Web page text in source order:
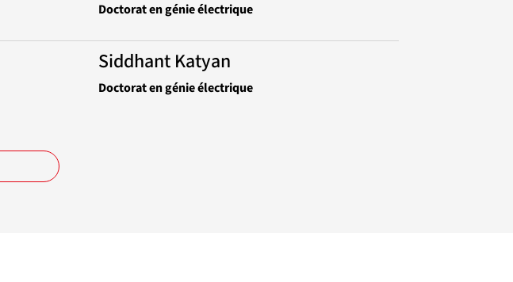
Doctorat en génie électrique
Siddhant Katyan
Doctorat en génie électrique